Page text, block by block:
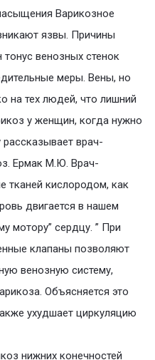
Варикозное
язвы. Причины
венозных стенок
меры. Вены, но
на тех людей, что лишний
у женщин, когда нужно
врач-
Ермак М.Ю. Врач-
тканей кислородом, как
двигается в нашем
мотору” сердцу. ” При
клапаны позволяют
венозную систему,
Объясняется это
ухудшает циркуляцию
нижних конечностей